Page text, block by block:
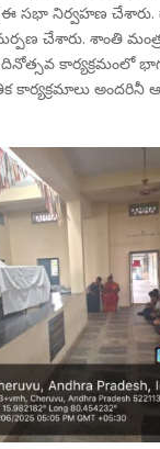
ఈ సభా నిర్వహణ చేశారు.
చేశారు. శాంతి
దినోత్సవ కార్యక్రమంలో
కార్యక్రమాలు అందరినీ